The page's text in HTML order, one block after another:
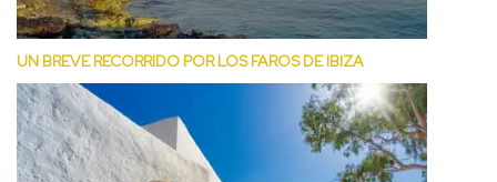
UN BREVE RECORRIDO POR LOS FAROS DE IBIZA